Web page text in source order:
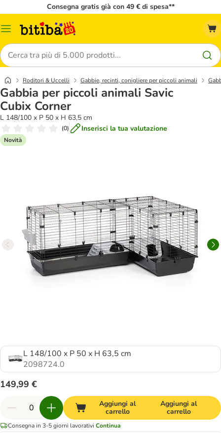
Consegna gratis già con 49 € di spesa**
Overview
Cerca
Roditori & Uccelli Gabbie, recinti, conigliere per piccoli animali
Gabbia per piccoli animali Savic
Cubix Corner
L 148/100 x P 50 x H 63,5 cm
(0) Inserisci la tua valutazione
Novità
L 148/100 x P 50 x H 63,5 cm
2098724.0
149,99 €
Aggiungi al
carrello
Aggiungi al
carrello
Consegna in 3-5 giorni lavorativi Continua